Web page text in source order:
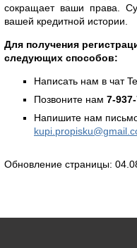
сокращает ваши права.
вашей кредитной истории.
Для получения
следующих способов:
Написать нам в чат
Позвоните нам 7-
Напишите нам
Обновление страницы: